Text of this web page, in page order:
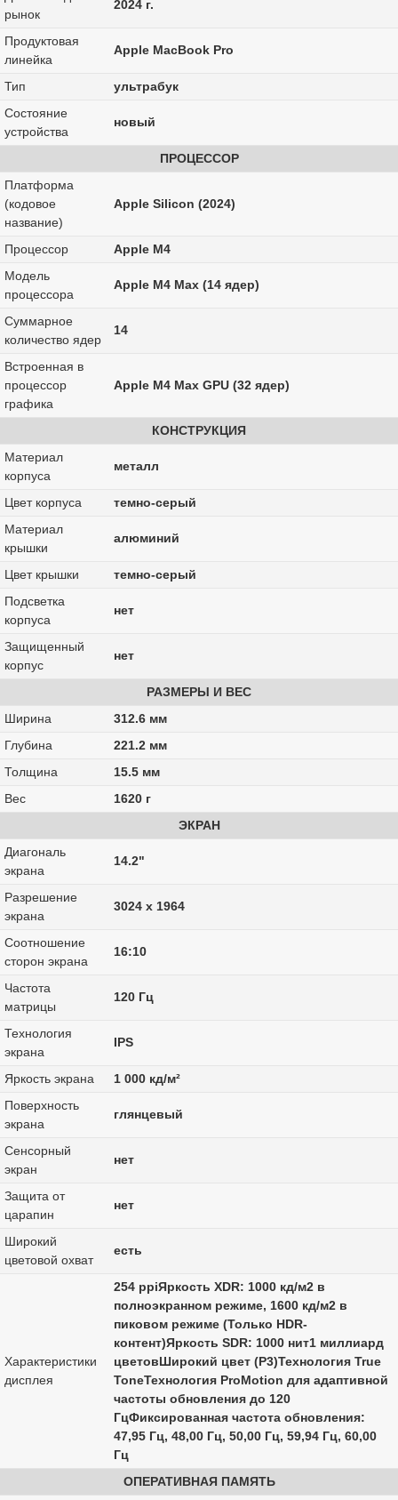
рынок
2024 г.
Продуктовая
линейка
Apple MacBook Pro
Тип
ультрабук
Состояние
устройства
новый
ПРОЦЕССОР
Платформа
(кодовое
название)
Apple Silicon (2024)
Процессор
Apple M4
Модель
процессора
Apple M4 Max (14 ядер)
Суммарное
количество ядер
14
Встроенная в
процессор
графика
Apple M4 Max GPU (32 ядер)
КОНСТРУКЦИЯ
Материал
корпуса
металл
Цвет корпуса
темно-серый
Материал
крышки
алюминий
Цвет крышки
темно-серый
Подсветка
корпуса
нет
Защищенный
корпус
нет
РАЗМЕРЫ И ВЕС
Ширина
312.6 мм
Глубина
221.2 мм
Толщина
15.5 мм
Вес
1620 г
ЭКРАН
Диагональ
экрана
14.2"
Разрешение
экрана
3024 x 1964
Соотношение
сторон экрана
16:10
Частота
матрицы
120 Гц
Технология
экрана
IPS
Яркость экрана
1 000 кд/м²
Поверхность
экрана
глянцевый
Сенсорный
экран
нет
Защита от
царапин
нет
Широкий
цветовой охват
есть
Характеристики
дисплея
254 ppiЯркость XDR: 1000 кд/м2 в
полноэкранном режиме, 1600 кд/м2 в
пиковом режиме (Только HDR-
контент)Яркость SDR: 1000 нит1 миллиард
цветовШирокий цвет (P3)Технология True
ToneТехнология ProMotion для адаптивной
частоты обновления до 120
ГцФиксированная частота обновления:
47,95 Гц, 48,00 Гц, 50,00 Гц, 59,94 Гц, 60,00
Гц
ОПЕРАТИВНАЯ ПАМЯТЬ